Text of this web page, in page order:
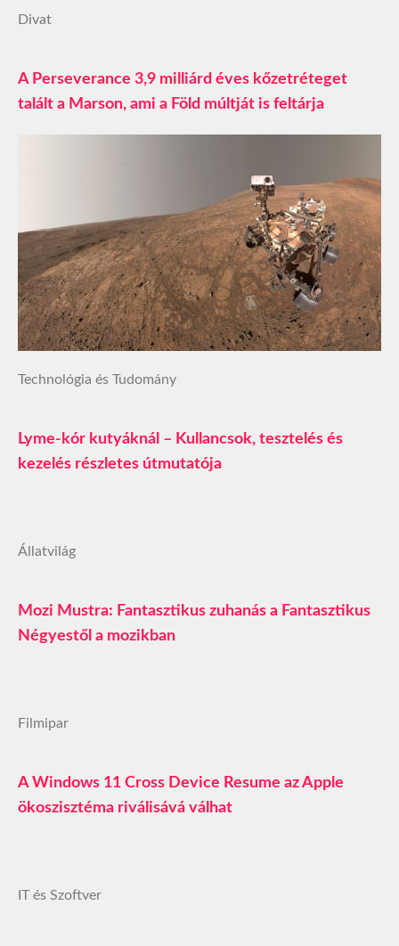
Divat
A Perseverance 3,9 milliárd éves kőzetréteget
talált a Marson, ami a Föld múltját is feltárja
Technológia és Tudomány
Lyme-kór kutyáknál – Kullancsok, tesztelés és
kezelés részletes útmutatója
Állatvilág
Mozi Mustra: Fantasztikus zuhanás a Fantasztikus
Négyestől a mozikban
Filmipar
A Windows 11 Cross Device Resume az Apple
ökoszisztéma riválisává válhat
IT és Szoftver